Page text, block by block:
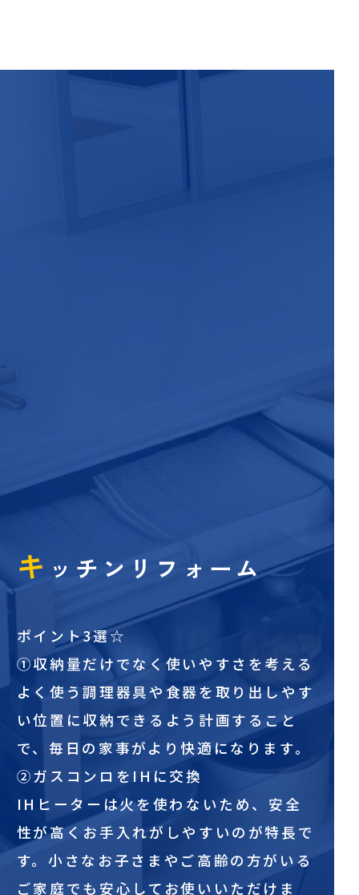
キ ッチンリフォーム
ポイント3選☆
①収納量だけでなく使いやすさを考える
よく使う調理器具や食器を取り出しやす
い位置に収納できるよう計画すること
で、毎日の家事がより快適になります。
②ガスコンロをIHに交換
IHヒーターは火を使わないため、安全
性が高くお手入れがしやすいのが特長で
す。小さなお子さまやご高齢の方がいる
ご家庭でも安心してお使いいただけま